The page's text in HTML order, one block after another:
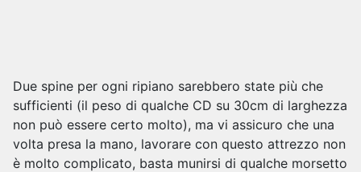
Due spine per ogni ripiano sarebbero state più che
sufficienti (il peso di qualche CD su 30cm di larghezza
non può essere certo molto), ma vi assicuro che una
volta presa la mano, lavorare con questo attrezzo non
è molto complicato, basta munirsi di qualche morsetto